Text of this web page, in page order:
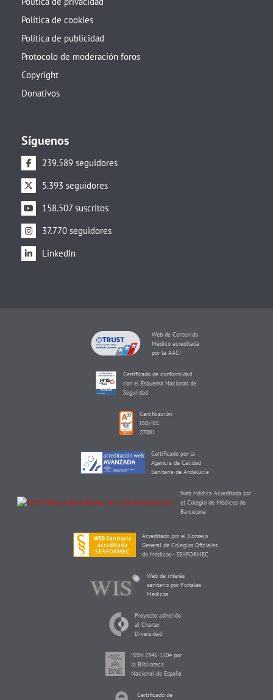
Política de cookies
Política de publicidad
Protocolo de moderación foros
Copyright
Donativos
Síguenos
239.589 seguidores
5.393 seguidores
158.507 suscritos
37.770 seguidores
LinkedIn
Web de Contenido
Médico acreditada
por la AACI
Certificado de conformidad
con el Esquema Nacional de
Seguridad
Certificación
ISO/IEC
27001
Certificado por la
Agencia de Calidad
Sanitaria de Andalucía
Web Médica Acreditada por
el Colegio de Médicos de
Barcelona
Acreditado por el Consejo
General de Colegios Oficiales
de Médicos - SEAFORMEC
Web de interés
sanitario por Portales
Médicos
Proyecto adherido
al Charter
Diversidad
ISSN 2341-1104 por
la Biblioteca
Nacional de España
Certificado de